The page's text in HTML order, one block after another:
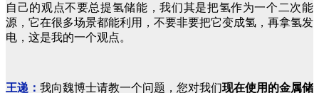
自己的观点不要总提氢储能，我们其是把氢作为一个二次能
源，它在很多场景都能利用，不要非要把它变成氢，再拿氢发
电，这是我的一个观点。
王递： 我向魏博士请教一个问题，您对我们现在使用的金属储